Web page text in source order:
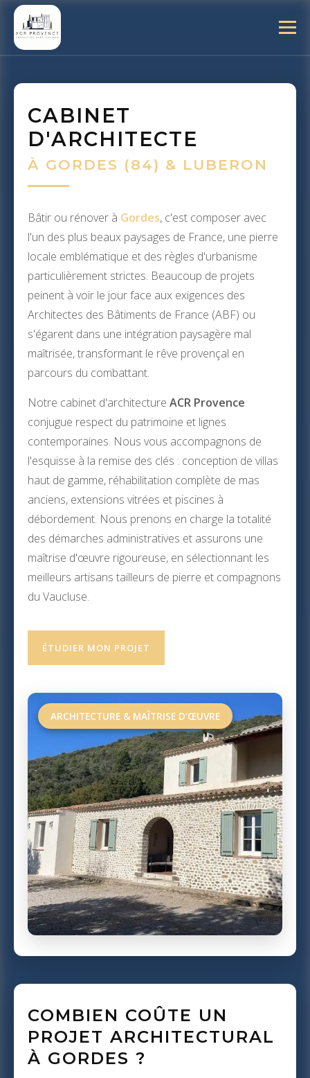
CABINET
D'ARCHITECTE
À GORDES (84) & LUBERON
Bâtir ou rénover à Gordes, c'est composer avec
l'un des plus beaux paysages de France, une pierre
locale emblématique et des règles d'urbanisme
particulièrement strictes. Beaucoup de projets
peinent à voir le jour face aux exigences des
Architectes des Bâtiments de France (ABF) ou
s'égarent dans une intégration paysagère mal
maîtrisée, transformant le rêve provençal en
parcours du combattant.
Notre cabinet d'architecture ACR Provence
conjugue respect du patrimoine et lignes
contemporaines. Nous vous accompagnons de
l'esquisse à la remise des clés : conception de villas
haut de gamme, réhabilitation complète de mas
anciens, extensions vitrées et piscines à
débordement. Nous prenons en charge la totalité
des démarches administratives et assurons une
maîtrise d'œuvre rigoureuse, en sélectionnant les
meilleurs artisans tailleurs de pierre et compagnons
du Vaucluse.
ÉTUDIER MON PROJET
ARCHITECTURE & MAÎTRISE D'ŒUVRE
COMBIEN COÛTE UN
PROJET ARCHITECTURAL
À GORDES ?